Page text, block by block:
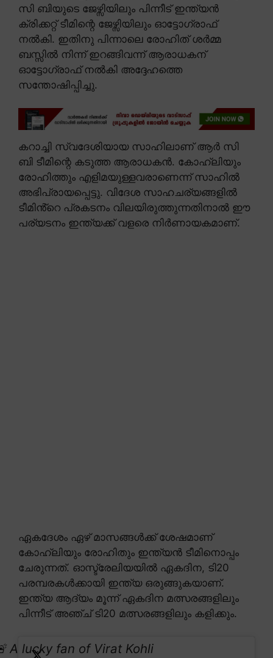
സി ബിയുടെ ജേഴ്സിയിലും പിന്നീട് ഇന്ത്യൻ
ക്രിക്കറ്റ് ടീമിന്റെ ജേഴ്സിയിലും ഓട്ടോഗ്രാഫ്
നൽകി. ഇതിനു പിന്നാലെ രോഹിത് ശർമ്മ
ബസ്സിൽ നിന്ന് ഇറങ്ങിവന്ന് ആരാധകന്
ഓട്ടോഗ്രാഫ് നൽകി അദ്ദേഹത്തെ
സന്തോഷിപ്പിച്ചു.
കറാച്ചി സ്വദേശിയായ സാഹിലാണ് ആർ സി
ബി ടീമിന്റെ കടുത്ത ആരാധകൻ. കോഹ്ലിയും
രോഹിത്തും എളിമയുള്ളവരാണെന്ന് സാഹിൽ
അഭിപ്രായപ്പെട്ടു. വിദേശ സാഹചര്യങ്ങളിൽ
ടീമിൻ്റെ പ്രകടനം വിലയിരുത്തുന്നതിനാൽ ഈ
പര്യടനം ഇന്ത്യക്ക് വളരെ നിർണായകമാണ്.
ഏകദേശം ഏഴ് മാസങ്ങൾക്ക് ശേഷമാണ്
കോഹ്ലിയും രോഹിതും ഇന്ത്യൻ ടീമിനൊപ്പം
ചേരുന്നത്. ഓസ്ട്രേലിയയിൽ ഏകദിന, ടി20
പരമ്പരകൾക്കായി ഇന്ത്യ ഒരുങ്ങുകയാണ്.
ഇന്ത്യ ആദ്യം മൂന്ന് ഏകദിന മത്സരങ്ങളിലും
പിന്നീട് അഞ്ച് ടി20 മത്സരങ്ങളിലും കളിക്കും.
A lucky fan of Virat Kohli